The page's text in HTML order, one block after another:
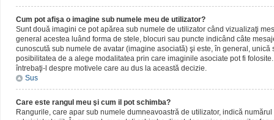
Cum pot afişa o imagine sub numele meu de utilizator?
Sunt două imagini ce pot apărea sub numele de utilizator când vizualizaţi
general acestea luând forma de stele, blocuri sau puncte indicând câte
cunoscută sub numele de avatar (imagine asociată) şi este, în general,
posibilitatea de a alege modalitatea prin care imaginile asociate pot fi
întrebaţi-l despre motivele care au dus la această decizie.
Sus
Care este rangul meu şi cum il pot schimba?
Rangurile, care apar sub numele dumneavoastră de utilizator, indică